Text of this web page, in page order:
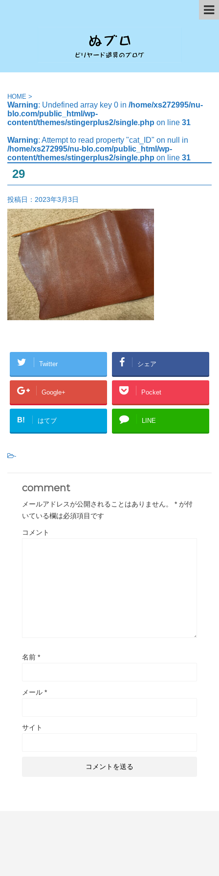
HOME >
Warning: Undefined array key 0 in /home/xs272995/nu-
blo.com/public_html/wp-
content/themes/stingerplus2/single.php on line 31
Warning: Attempt to read property "cat_ID" on null in
/home/xs272995/nu-blo.com/public_html/wp-
content/themes/stingerplus2/single.php on line 31
29
投稿日： 2023年3月3日
Twitter シェア
Google+ Pocket
B! はてブ LINE
-
comment
メールアドレスが公開されることはありません。 * が付
いている欄は必須項目です
コメント
名前 *
メール *
サイト